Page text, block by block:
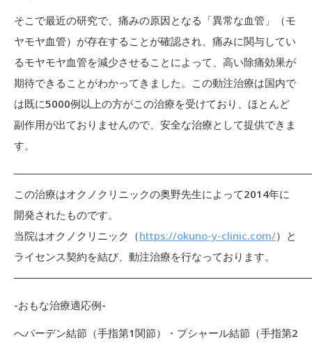
そこで最近の研究で、痛みの原因となる「異常な血管」（モ
ヤモヤ血管）が存在することが確認され、痛みに関与してい
るモヤモヤ血管を減少させることによって、高い除痛効果が
期待できることがわかってきました。この動注治療は国内で
は既に5000例以上の方がこの治療を受けており、ほとんど
副作用が出ておりませんので、安全な治療として提供できま
す。
この治療はオクノクリニックの奥野先生によって2014年に
開発されたものです。
当院はオクノクリニック（https://okuno-y-clinic.com/）と
ライセンス契約を結び、動注治療を行なっております。
-おもな治療適応例-
へバーデン結節（手指第1関節）・プシャール結節（手指第2